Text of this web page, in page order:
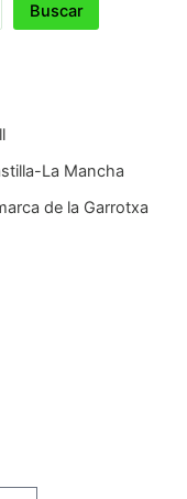
Buscar
La Mancha
de la Garrotxa